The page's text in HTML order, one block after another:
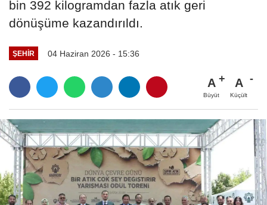
bin 392 kilogramdan fazla atık geri
dönüşüme kazandırıldı.
ŞEHIR 04 Haziran 2026 - 15:36
A
Büyüt
A
Küçült